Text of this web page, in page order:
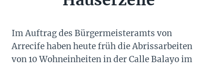
Im Auftrag des Bürgermeisteramts von
Arrecife haben heute früh die Abrissarbeiten
von 10 Wohneinheiten in der Calle Balayo im